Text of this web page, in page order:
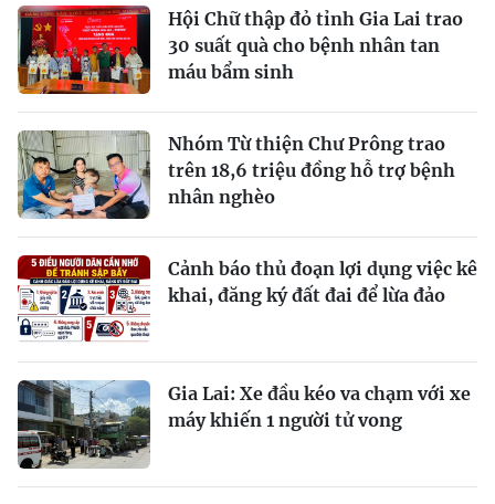
Hội Chữ thập đỏ tỉnh Gia Lai trao
30 suất quà cho bệnh nhân tan
máu bẩm sinh
Nhóm Từ thiện Chư Prông trao
trên 18,6 triệu đồng hỗ trợ bệnh
nhân nghèo
Cảnh báo thủ đoạn lợi dụng việc kê
khai, đăng ký đất đai để lừa đảo
Gia Lai: Xe đầu kéo va chạm với xe
máy khiến 1 người tử vong